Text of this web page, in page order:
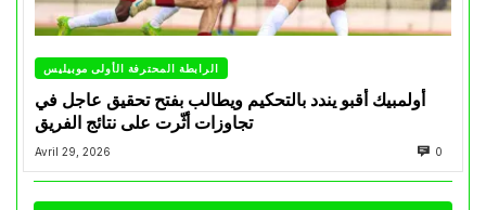
الرابطة المحترفة الأولى موبيليس
أولمبيك أقبو يندد بالتحكيم ويطالب بفتح تحقيق عاجل في
تجاوزات أثّرت على نتائج الفريق
Avril 29, 2026 0